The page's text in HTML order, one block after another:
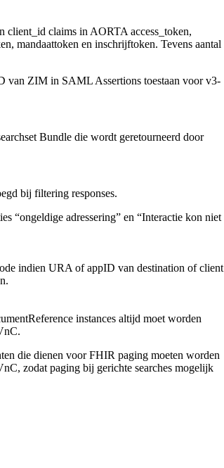
client_id claims in AORTA access_token,
mandaattoken en inschrijftoken. Tevens aantal
van ZIM in SAML Assertions toestaan voor v3-
Bundle die wordt geretourneerd door
bij filtering responses.
“ongeldige adressering” en “Interactie kon niet
indien URA of appID van destination of client
instances altijd moet worden
die dienen voor FHIR paging moeten worden
zodat paging bij gerichte searches mogelijk